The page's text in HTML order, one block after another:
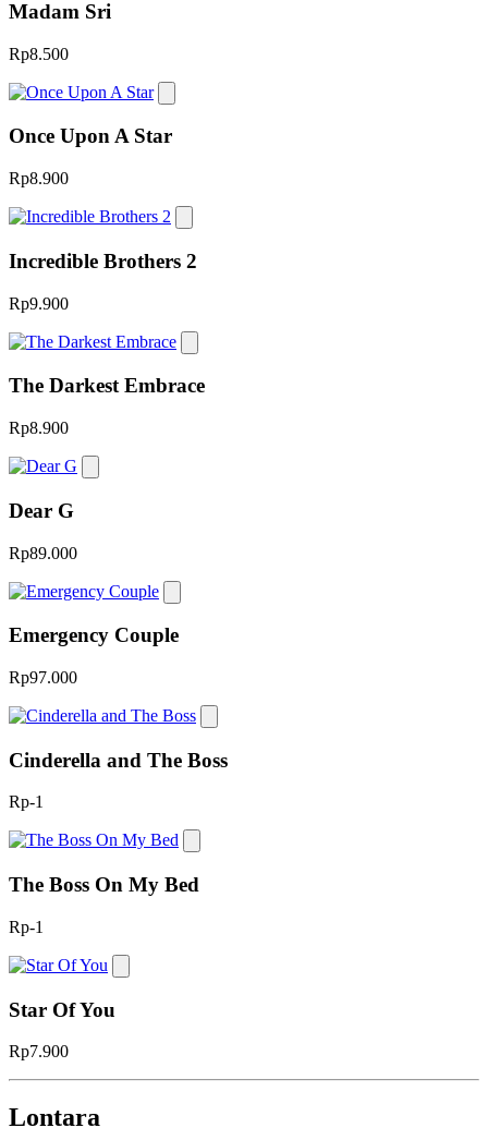
Madam Sri
Rp8.500
Once Upon A Star
Rp8.900
Incredible Brothers 2
Rp9.900
The Darkest Embrace
Rp8.900
Dear G
Rp89.000
Emergency Couple
Rp97.000
Cinderella and The Boss
Rp-1
The Boss On My Bed
Rp-1
Star Of You
Rp7.900
Lontara